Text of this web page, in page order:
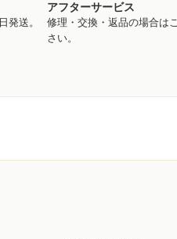
発送。
アフターサービス
修理・交換・返品の場合は
さい。